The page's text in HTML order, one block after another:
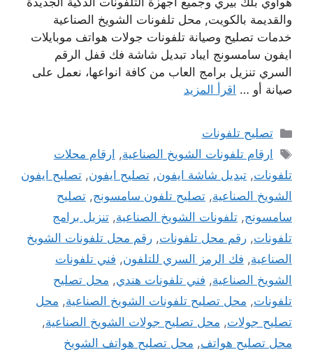
والقديمة بالكويت, محل تلفونات الشويخ الصناعية
خدمات تصليح وصيانة تلفونات جولات هواتف موبايلات
ايفون سامسونج ايباد تبديل شاشة فك قفل الرقم
السري تنزيل برامج العاب من كافة انواعها، نعمل على
صيانة أو … اقرأ المزيد
التصنيفات
تصليح تلفونات
الوسوم
ارقام تلفونات الشويخ الصناعية, ارقام محلات
تلفونات, تبديل شاشة ايفون, تصليح ايفون, تصليح ايفون
الشويخ الصناعية, تصليح تلفون سامسونج, تصليح
سامسونج, تلفونات الشويخ الصناعية, تنزيل برامج
تلفونات, رقم محل تلفونات, رقم محل تلفونات الشويخ
الصناعية, فك الرمز السري للتلفون, فني تلفونات
الشويخ الصناعية, فني تلفونات هندي, محل تصليح
تلفونات, محل تصليح تلفونات الشويخ الصناعية, محل
تصليح جولات, محل تصليح جولات الشويخ الصناعية,
محل تصليح هواتف, محل تصليح هواتف الشويخ